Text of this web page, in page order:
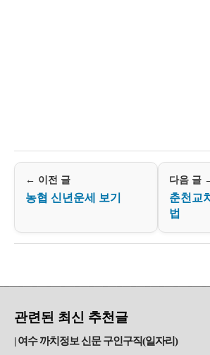
← 이전 글
농협 신년운세 보기
다음 글
춘천교
법
관련된 최신 추천글
여수 까치정보 신문 구인구직(일자리)